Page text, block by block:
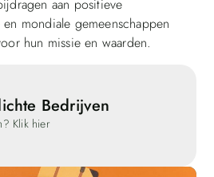
aan positieve
mondiale gemeenschappen
hun missie en waarden.
Bedrijven
Klik hier